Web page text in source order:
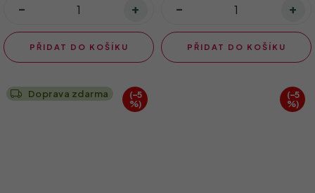
PŘIDAT DO KOŠÍKU PŘIDAT DO KOŠÍKU
Doprava zdarma
(–5
%)
(–5
%)